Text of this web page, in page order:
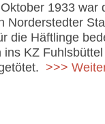
1933 war
Norderstedter
die Häftlinge
ins KZ
>>>